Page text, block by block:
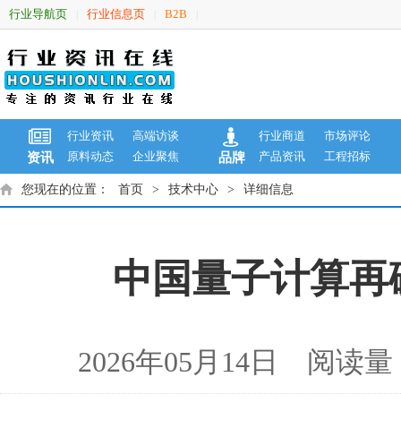
行业导航页 行业信息页 B2B
资讯
行业资讯
高端访谈
原料动态
企业聚焦 品牌
行业商道
市场评论
产品资讯
工程招标
您现在的位置： 首页 > 技术中心 > 详细信息
中国量子计算
2026年05月14日 阅读